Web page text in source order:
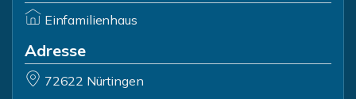
Einfamilienhaus
Adresse
72622 Nürtingen